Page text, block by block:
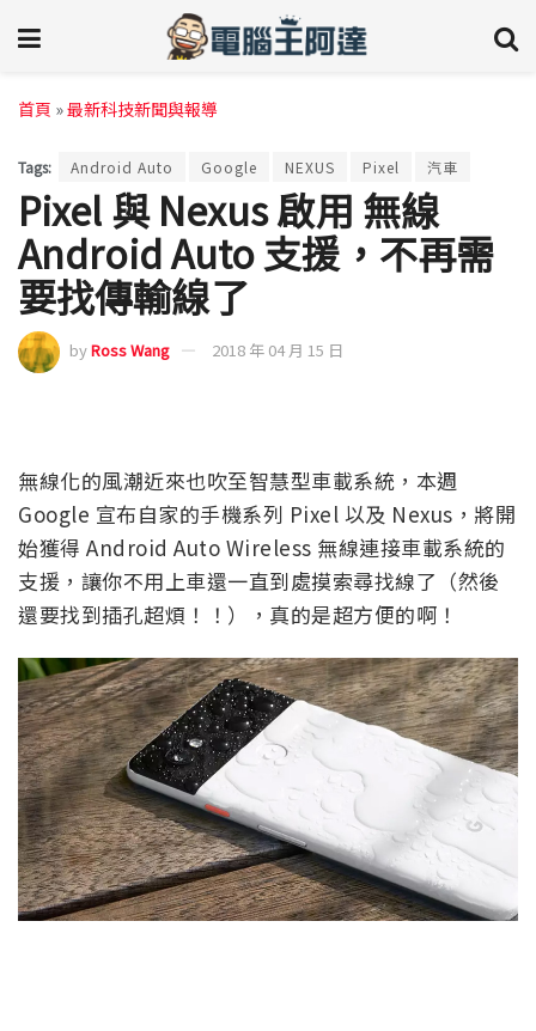
首頁 »最新科技新聞與報導
Tags: Android Auto Google NEXUS Pixel 汽車
Pixel 與 Nexus 啟用 無線
Android Auto 支援，不再需
要找傳輸線了
byRoss Wang 2018 年 04 月 15 日
無線化的風潮近來也吹至智慧型車載系統，本週
Google 宣布自家的手機系列 Pixel 以及 Nexus，將開
始獲得 Android Auto Wireless 無線連接車載系統的
支援，讓你不用上車還一直到處摸索尋找線了（然後
還要找到插孔超煩！！），真的是超方便的啊！